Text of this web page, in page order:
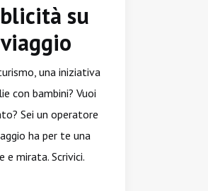
su
una iniziativa
con bambini? Vuoi
Sei un operatore
ha per te una
e mirata. Scrivici.